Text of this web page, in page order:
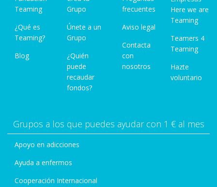
Teaming
¿Qué es
Teaming?
Blog
Grupo
Únete a un
Grupo
¿Quién
puede
recaudar
fondos?
frecuentes
Aviso legal
Contacta
con
nosotros
Here we are
Teaming
Teamers 4
Teaming
Hazte
voluntario
Grupos a los que puedes ayudar con 1 € al mes
Apoyo en adicciones
Ayuda a enfermos
Cooperación Internacional